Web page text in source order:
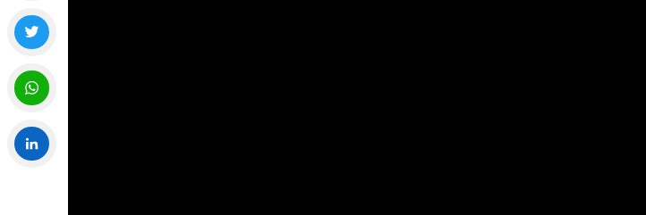
Facebook
Twitter
WhatsApp